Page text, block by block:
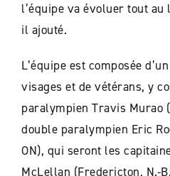
l’équipe va évoluer tout
il ajouté.
L’équipe est composée
visages et de vétérans, y
paralympien Travis Murao
double paralympien Eric
ON), qui seront les
McLellan (Fredericton, N.-